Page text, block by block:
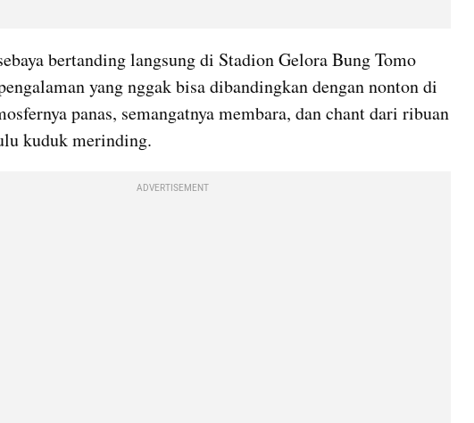
bertanding langsung di Stadion Gelora Bung Tomo
yang nggak bisa dibandingkan dengan nonton di
panas, semangatnya membara, dan chant dari ribuan
kuduk merinding.
ADVERTISEMENT